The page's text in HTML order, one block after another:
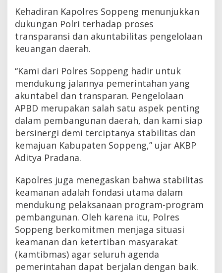
Kehadiran Kapolres Soppeng menunjukkan
dukungan Polri terhadap proses
transparansi dan akuntabilitas pengelolaan
keuangan daerah.
“Kami dari Polres Soppeng hadir untuk
mendukung jalannya pemerintahan yang
akuntabel dan transparan. Pengelolaan
APBD merupakan salah satu aspek penting
dalam pembangunan daerah, dan kami siap
bersinergi demi terciptanya stabilitas dan
kemajuan Kabupaten Soppeng,” ujar AKBP
Aditya Pradana.
Kapolres juga menegaskan bahwa stabilitas
keamanan adalah fondasi utama dalam
mendukung pelaksanaan program-program
pembangunan. Oleh karena itu, Polres
Soppeng berkomitmen menjaga situasi
keamanan dan ketertiban masyarakat
(kamtibmas) agar seluruh agenda
pemerintahan dapat berjalan dengan baik.